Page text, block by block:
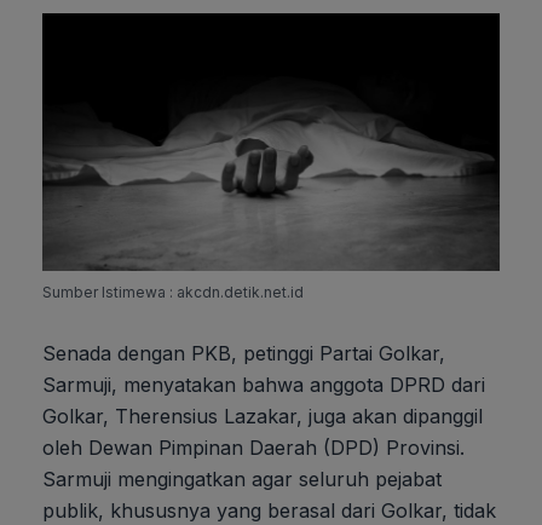
Sumber Istimewa : akcdn.detik.net.id
Senada dengan PKB, petinggi Partai Golkar,
Sarmuji, menyatakan bahwa anggota DPRD dari
Golkar, Therensius Lazakar, juga akan dipanggil
oleh Dewan Pimpinan Daerah (DPD) Provinsi.
Sarmuji mengingatkan agar seluruh pejabat
publik, khususnya yang berasal dari Golkar, tidak